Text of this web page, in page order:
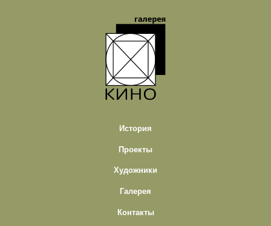
История
Проекты
Художники
Галерея
Контакты